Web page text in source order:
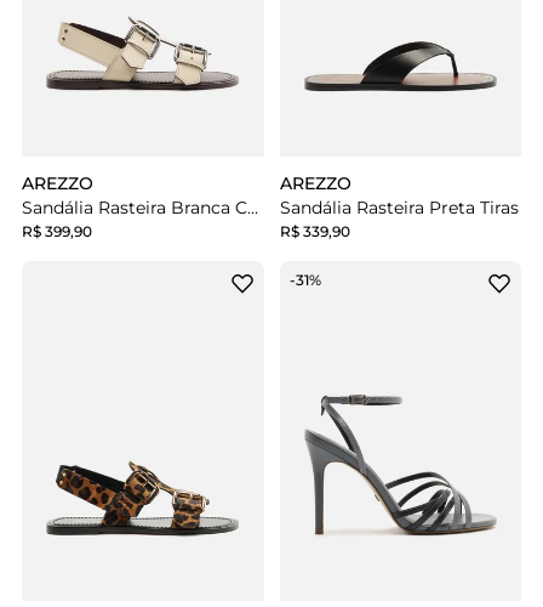
AREZZO
Sandália Rasteira Branca Couro Tiras Largas Fivela
R$ 399,90
AREZZO
Sandália Rasteira Preta Tiras
R$ 339,90
-31%